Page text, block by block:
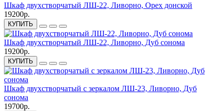
Шкаф двухстворчатый ЛШ-22, Ливорно, Орех донской
19200р.
КУПИТЬ
Шкаф двухстворчатый ЛШ-22, Ливорно, Дуб сонома
19200р.
КУПИТЬ
Шкаф двухстворчатый с зеркалом ЛШ-23, Ливорно, Дуб
сонома
19700р.